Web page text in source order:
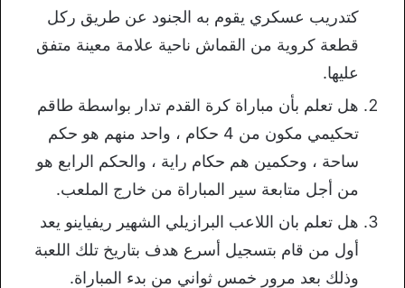
كتدريب عسكري يقوم به الجنود عن طريق ركل
قطعة كروية من القماش ناحية علامة معينة متفق
عليها.
هل تعلم بأن مباراة كرة القدم تدار بواسطة طاقم
تحكيمي مكون من 4 حكام ، واحد منهم هو حكم
ساحة ، وحكمين هم حكام راية ، والحكم الرابع هو
من أجل متابعة سير المباراة من خارج الملعب.
هل تعلم بان اللاعب البرازيلي الشهير ريفياينو يعد
أول من قام بتسجيل أسرع هدف بتاريخ تلك اللعبة
وذلك بعد مرور خمس ثواني من بدء المباراة.